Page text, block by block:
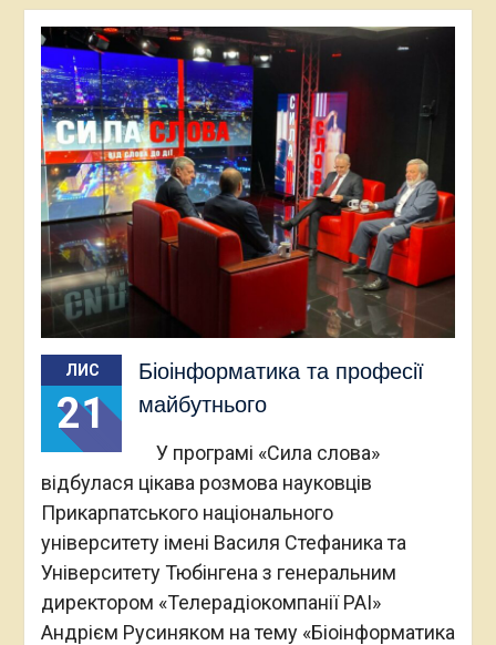
ЛИС
21
Біоінформатика та професії
майбутнього
У програмі «Сила слова»
відбулася цікава розмова науковців
Прикарпатського національного
університету імені Василя Стефаника та
Університету Тюбінгена з генеральним
директором «Телерадіокомпанії РАІ»
Андрієм Русиняком на тему «Біоінформатика